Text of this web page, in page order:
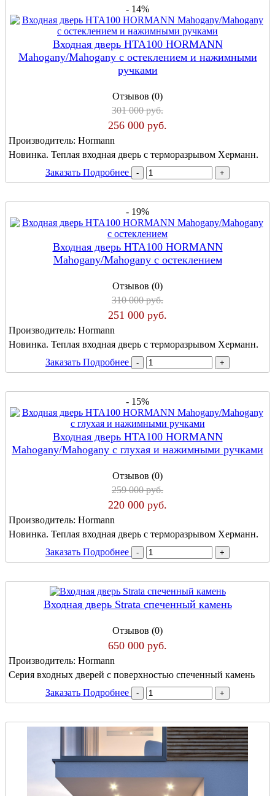
- 14%
Входная дверь HTA100 HORMANN
Mahogany/Mahogany с остеклением и нажимными
ручками
Отзывов (0)
301 000 руб.
256 000 руб.
Производитель: Hormann
Новинка. Теплая входная дверь с терморазрывом Херманн.
Заказать Подробнее
- 19%
Входная дверь HTA100 HORMANN
Mahogany/Mahogany с остеклением
Отзывов (0)
310 000 руб.
251 000 руб.
Производитель: Hormann
Новинка. Теплая входная дверь с терморазрывом Херманн.
Заказать Подробнее
- 15%
Входная дверь HTA100 HORMANN
Mahogany/Mahogany с глухая и нажимными ручками
Отзывов (0)
259 000 руб.
220 000 руб.
Производитель: Hormann
Новинка. Теплая входная дверь с терморазрывом Херманн.
Заказать Подробнее
Входная дверь Strata спеченный камень
Отзывов (0)
650 000 руб.
Производитель: Hormann
Серия входных дверей с поверхностью спеченный камень
Заказать Подробнее